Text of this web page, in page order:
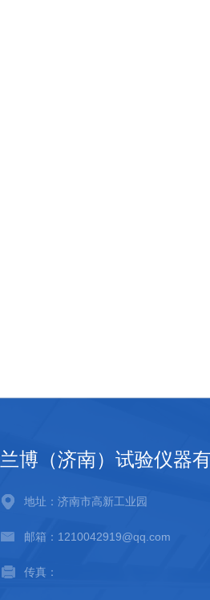
兰博（济南）试验仪器
地址：济南市高新工业园
邮箱：1210042919@qq.com
传真：